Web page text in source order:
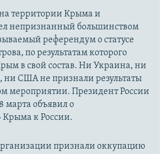
на территории Крыма и
непризнанный большинством
референдум о статусе
по результатам которого
в свой состав. Ни Украина, ни
ни США не признали результаты
мероприятии. Президент России
марта объявил о
к России.
признали оккупацию